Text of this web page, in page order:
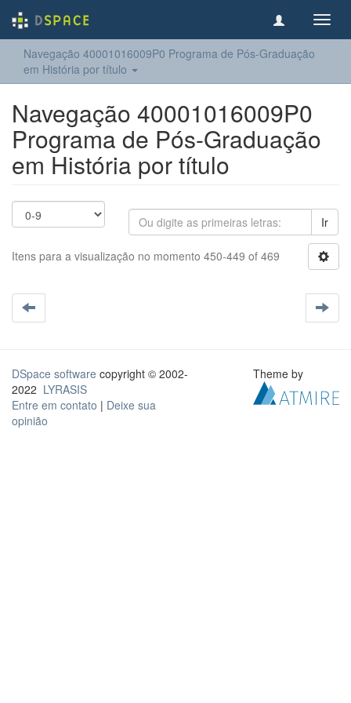
Navegação 40001016009P0 Programa de Pós-Graduação
em História por título
Navegação 40001016009P0
Programa de Pós-Graduação
em História por título
Ir
Itens para a visualização no momento 450-449 of 469
DSpace software copyright © 2002-
2022 LYRASIS
Entre em contato | Deixe sua
opinião
Theme by